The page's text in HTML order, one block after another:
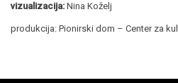
vizualizacija: Nina Koželj
produkcija: Pionirski dom – Center za